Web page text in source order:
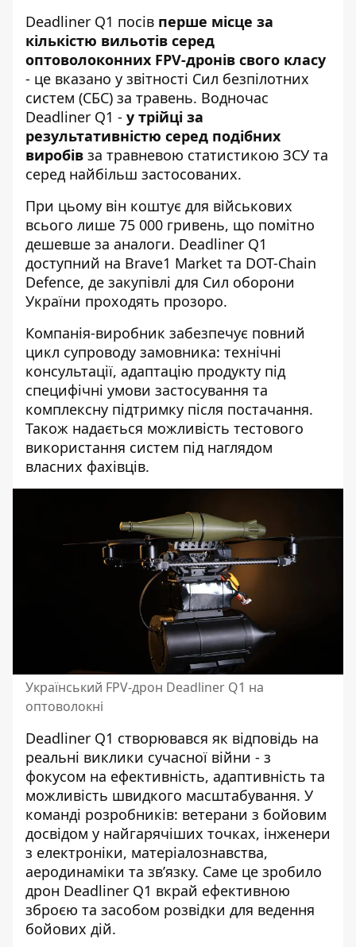
Deadliner Q1 посів перше місце за
кількістю вильотів серед
оптоволоконних FPV-дронів свого класу
- це вказано у звітності Сил безпілотних
систем (СБС) за травень. Водночас
Deadliner Q1 - у трійці за
результативністю серед подібних
виробів за травневою статистикою ЗСУ та
серед найбільш застосованих.
При цьому він коштує для військових
всього лише 75 000 гривень, що помітно
дешевше за аналоги. Deadliner Q1
доступний на Brave1 Market та DOT-Chain
Defence, де закупівлі для Сил оборони
України проходять прозоро.
Компанія-виробник забезпечує повний
цикл супроводу замовника: технічні
консультації, адаптацію продукту під
специфічні умови застосування та
комплексну підтримку після постачання.
Також надається можливість тестового
використання систем під наглядом
власних фахівців.
Український FPV-дрон Deadliner Q1 на
оптоволокні
Deadliner Q1 створювався як відповідь на
реальні виклики сучасної війни - з
фокусом на ефективність, адаптивність та
можливість швидкого масштабування. У
команді розробників: ветерани з бойовим
досвідом у найгарячіших точках, інженери
з електроніки, матеріалознавства,
аеродинаміки та зв’язку. Саме це зробило
дрон Deadliner Q1 вкрай ефективною
зброєю та засобом розвідки для ведення
бойових дій.